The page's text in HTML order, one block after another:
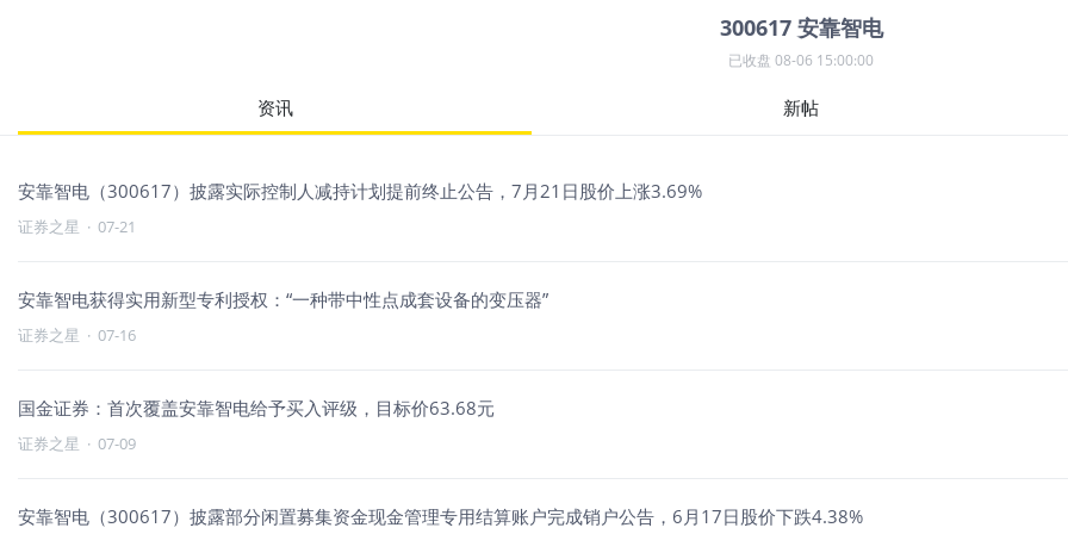
300617 安靠智电
已收盘 08-06 15:00:00
资讯 新帖
安靠智电（300617）披露实际控制人减持计划提前终止公告，7月21日股价上涨3.69%
证券之星 · 07-21
安靠智电获得实用新型专利授权：“一种带中性点成套设备的变压器”
证券之星 · 07-16
国金证券：首次覆盖安靠智电给予买入评级，目标价63.68元
证券之星 · 07-09
安靠智电（300617）披露部分闲置募集资金现金管理专用结算账户完成销户公告，6月17日股价下跌4.38%